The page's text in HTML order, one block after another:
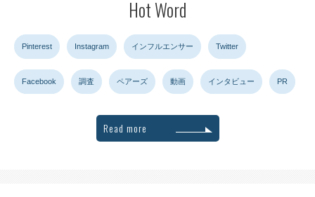
Hot Word
Pinterest Instagram インフルエンサー Twitter
Facebook 調査 ペアーズ 動画 インタビュー PR
Read more